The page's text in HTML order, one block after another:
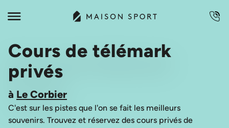
Cours de télémark
privés
à Le Corbier
C'est sur les pistes que l'on se fait les meilleurs
souvenirs. Trouvez et réservez des cours privés de